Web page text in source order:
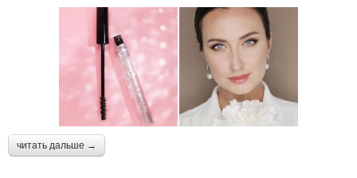
читать дальше →